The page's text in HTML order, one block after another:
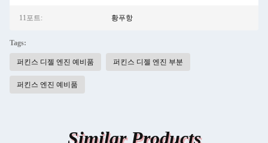
11포트: 황푸항
Tags:
퍼킨스 디젤 엔진 예비품 퍼킨스 디젤 엔진 부분
퍼킨스 엔진 예비품
Similar Products